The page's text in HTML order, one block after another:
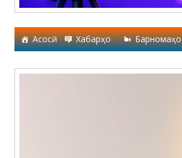
Асосӣ Хабарҳо Барномаҳо